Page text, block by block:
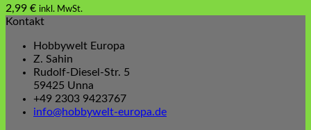
2,99 € inkl. MwSt.
Kontakt
Hobbywelt Europa
Z. Sahin
Rudolf-Diesel-Str. 5
59425 Unna
+49 2303 9423767
info@hobbywelt-europa.de